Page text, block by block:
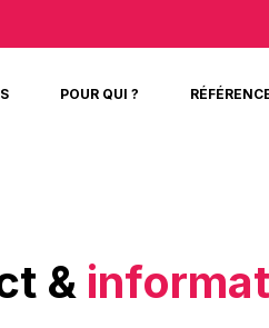
POUR QUI ?
&